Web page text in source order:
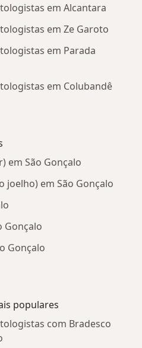
em Alcantara
em Ze Garoto
em Parada
em Colubandê
em São Gonçalo
joelho) em São Gonçalo
Gonçalo
Gonçalo
populares
com Bradesco